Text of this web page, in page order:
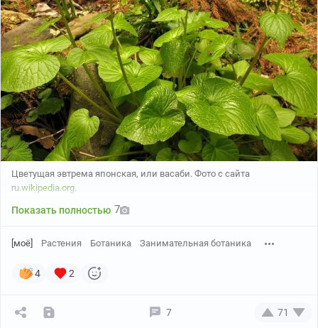
Цветущая эвтрема японская, или васаби. Фото с сайта
ru.wikipedia.org
Показать полностью 7
[моё] Растения Ботаника Занимательная ботаника
4 2
7 71